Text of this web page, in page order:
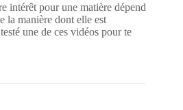
intérêt pour une matière dépend
la manière dont elle est
une de ces vidéos pour te